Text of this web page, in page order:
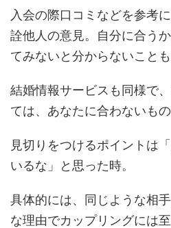
入会の際口コミなどを参考
詮他人の意見。自分に合う
てみないと分からないことも
結婚情報サービスも同様で
ては、あなたに合わないもの
見切りをつけるポイントは
いるな」と思った時。
具体的には、同じような相
な理由でカップリングには